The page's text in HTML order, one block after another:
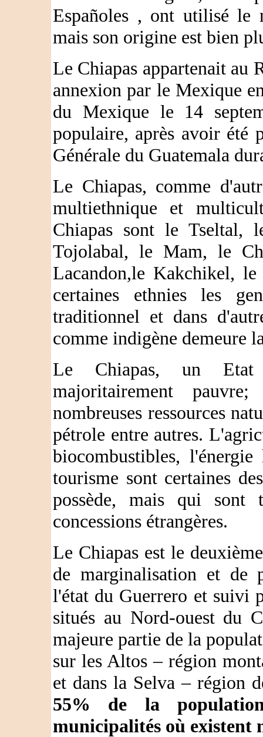
Españoles , ont utilisé le
mais son origine est bien
Le Chiapas appartenait au
annexion par le Mexique
du Mexique le 14
populaire, après avoir été
Générale du Guatemala
Le Chiapas, comme
multiethnique et
Chiapas sont le
Tojolabal, le Mam, le
Lacandon,le Kakchikel,
certaines ethnies les
traditionnel et dans
comme indigène demeure
Le Chiapas, un
majoritairement
nombreuses ressources
pétrole entre autres.
biocombustibles,
tourisme sont certaines
possède, mais qui sont
concessions étrangères.
Le Chiapas est le
de marginalisation et de
l'état du Guerrero et suivi
situés au Nord-ouest du
majeure partie de la
sur les Altos – région
et dans la Selva – région
55% de la
municipalités où existent